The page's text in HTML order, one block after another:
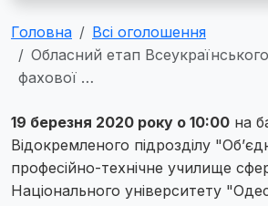
Головна
Всі оголошення
Обласний етап
фахової …
19 березня 2020 року о 10:00 на
Відокремленого підрозділу
професійно-технічне училище
Національного університету